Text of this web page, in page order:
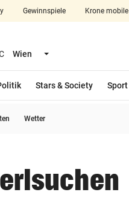
Gewinnspiele Krone mobile
Wien Menü aufklappen
Stars & Society Sport
Wetter